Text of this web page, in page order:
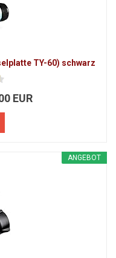
TY-60) schwarz
EUR
ANGEBOT